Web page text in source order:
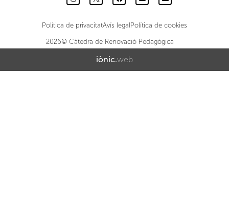
2026© Càtedra de Renovació Pedagògica
Política de privacitatAvís legalPolítica de cookies
iònic.web